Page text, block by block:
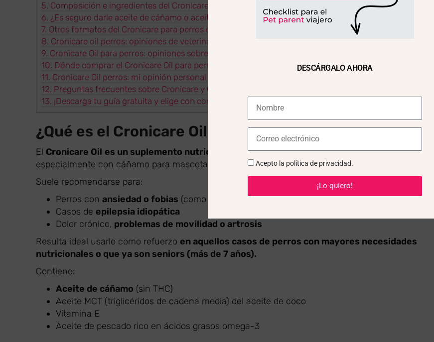
5. Composición e ingredientes del Cronicare Oil de Stangest
6. ¿Es seguro darle aceite de cáñamo o aceite de CBD a mi perro?
7. Otros formatos del Cronicare para perros de Stangest
8. Cronicare oil perros: opiniones de veterinarios
9. Cronicare Oil para perros: opiniones sobre el precio
10. Dónde comprar el Cronicare Oil para perros
11. Cronicare Oil perros: mi opinión personal y experiencia con mi perra Olivia
12. Preguntas frecuentes sobre Cronicare y CBD en perros
13. ¡Descarga tu guía gratuita y elige con confianza!
¿Qué es el Cronicare Oil y para qué sirve?
El Cronicare Oil es un suplemento nutricional y natural a base de CBD (cannabidiol)formulado
especialmente con cáñamo para mascotas.
Suele recomendarse para:
Perros con ansiedad o fobias (como a petardos o quedarse solos)
Casos de epilepsia idiopática
Dolor crónico, problemas de movilidad o artrosis
Resulta ideal usarlo como refuerzo en aquellos casos de perros con mayores necesidades
nutricionales o que ya son seniors (más de 7 años).
Contiene:
Aceite de cáñamo (sin THC)
Aceite MCT (triglicéridos de cadena media) del aceite de coco
Vitamina E
Aceite de pescado rico en ácidos grasos omega-3
DESCÁRGALO AHORA
Acepto la política de privacidad.
¡Lo quiero!